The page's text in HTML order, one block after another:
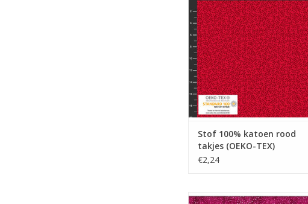
(OEKO-TEX)
TOEVOEGEN AAN WINKELWAGEN
Stof 100% katoen rood
takjes (OEKO-TEX)
€2,24
Stof 100% katoen fushia